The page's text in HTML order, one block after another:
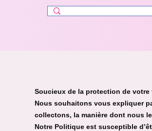
Soucieux de la protection de
Nous souhaitons vous expliquer
collectons, la manière dont nous
Notre Politique est susceptible